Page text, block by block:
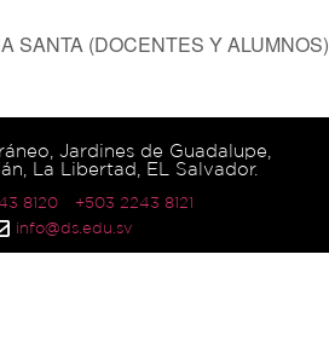
SANTA (DOCENTES Y ALUMNOS)
Jardines de Guadalupe,
La Libertad, EL Salvador.
8120
+503 2243 8121
info@ds.edu.sv